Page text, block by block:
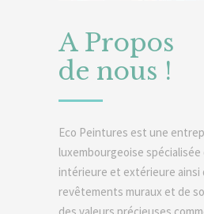
A Propos
de nous !
Eco Peintures est une
luxembourgeoise
intérieure et extérieure ainsi
revêtements muraux et de